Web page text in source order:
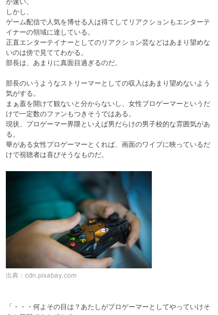
しかし、
ゲーム配信で人気を博せる人は得てしてリアクションもエンターテ
イナーの領域に達している。
正直エンターテイナーとしてのリアクション芸などはあまり望めな
いのは傍で見ててわかる。
部長は、あまりに真面目過ぎるのだ。
部長のいうようなストリーマーとしての収入はあまり望めないよう
気がする。
まぁ蓋を開けて観ないと分からないし、女性プロゲーマーというだ
けで一定数のファンもつきそうではある。
現状、プロゲーマー界隈といえば男だらけの男子校的な雰囲気があ
る。
華がある女性プロゲーマーとくれば、画面のワイプに映っているだ
出典： cdn.pixabay.com
「・・・何よその目は？あたしがプロゲーマーとしてやっていけそ